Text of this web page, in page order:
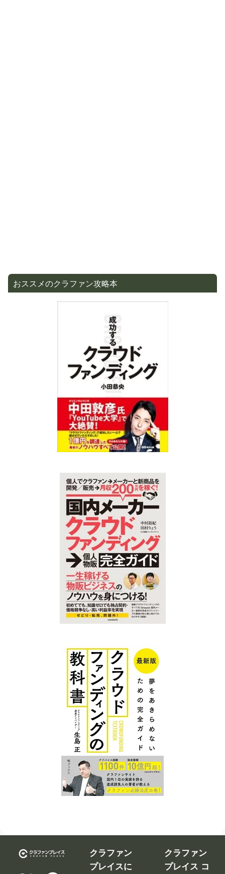
おススメのクラファン攻略本
クラファン
プレイスに
クラファン
プレイス コ